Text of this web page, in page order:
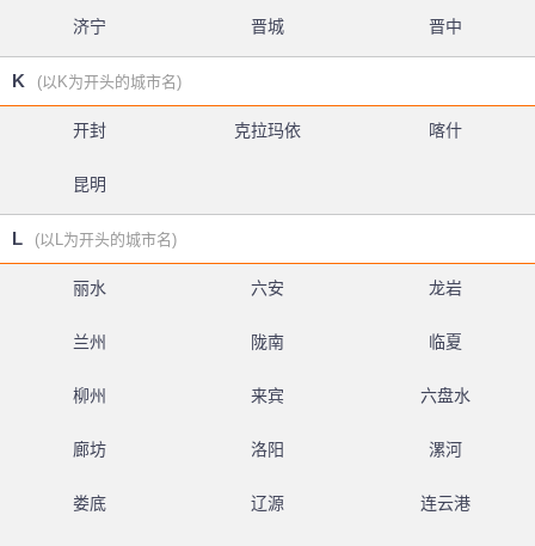
济宁 晋城 晋中
K (以K为开头的城市名)
开封 克拉玛依 喀什
昆明
L (以L为开头的城市名)
丽水 六安 龙岩
兰州 陇南 临夏
柳州 来宾 六盘水
廊坊 洛阳 漯河
娄底 辽源 连云港